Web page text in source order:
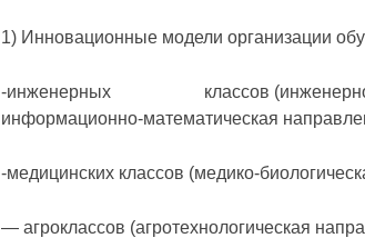
1) Инновационные модели организации
-инженерных классов (инженерно-
информационно-математическая
-медицинских классов (медико-
— агроклассов (агротехнологическая